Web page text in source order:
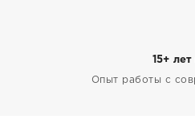
15+
Опыт работы с